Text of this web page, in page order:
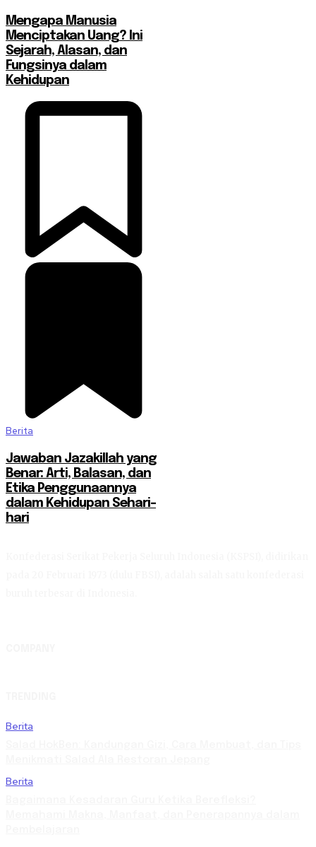
Mengapa Manusia
Menciptakan Uang? Ini
Sejarah, Alasan, dan
Fungsinya dalam
Kehidupan
Berita
Jawaban Jazakillah yang
Benar: Arti, Balasan, dan
Etika Penggunaannya
dalam Kehidupan Sehari-
hari
Berita
Berita